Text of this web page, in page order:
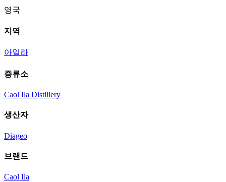
영국
지역
아일라
증류소
Caol Ila Distillery
생산자
Diageo
브랜드
Caol Ila